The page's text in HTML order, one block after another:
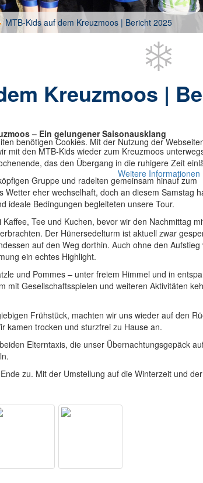
MTB-Kids auf dem Kreuzmoos | Bericht 2025
Kreuzmoos |
– Ein gelungener Saisonausklang
mit den MTB-Kids wieder zum Kreuzmoos
das den Übergang in die ruhigere Zeit
Gruppe und radelten gemeinsam hinauf zum
Wetter eher wechselhaft, doch an diesem Samstag
ideale Bedingungen begleiteten unsere Tour.
Tee und Kuchen, bevor wir den Nachmittag
Der Hünersedelturm ist aktuell zwar
auf den Weg dorthin. Auch ohne den Aufstieg
ein echtes Highlight.
und Pommes – unter freiem Himmel und in
mit Gesellschaftsspielen und weiteren Aktivitäten
Frühstück, machten wir uns wieder auf den
kamen trocken und sturzfrei zu Hause an.
Elterntaxis, die unser Übernachtungsgepäck
zu. Mit der Umstellung auf die Winterzeit und
benötigen Cookies. Mit der Nutzung der
Weitere Informationen